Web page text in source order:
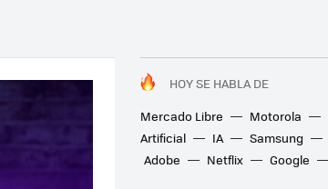
HOY SE HABLA DE
Mercado Libre
Motorola
Artificial
IA Samsung
Adobe
Netflix Google